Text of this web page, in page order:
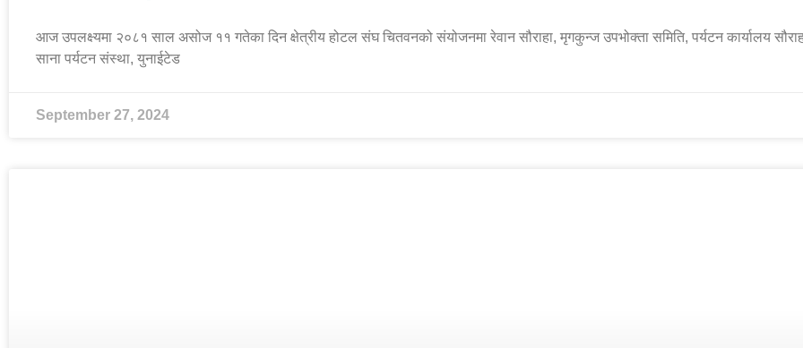
आज उपलक्ष्यमा २०८१ साल असोज ११ गतेका दिन क्षेत्रीय होटल संघ चितवनको संयोजनमा रेवान सौराहा, मृगकुन्ज उपभोक्ता समिति, पर्यटन कार्यालय
साना पर्यटन संस्था, युनाईटेड
September 27, 2024